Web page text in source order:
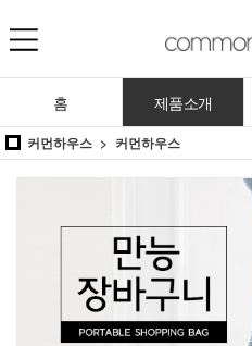
홈 제품소개
커먼하우스 커먼하우스